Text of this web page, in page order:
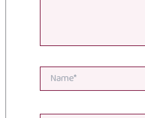
Name*